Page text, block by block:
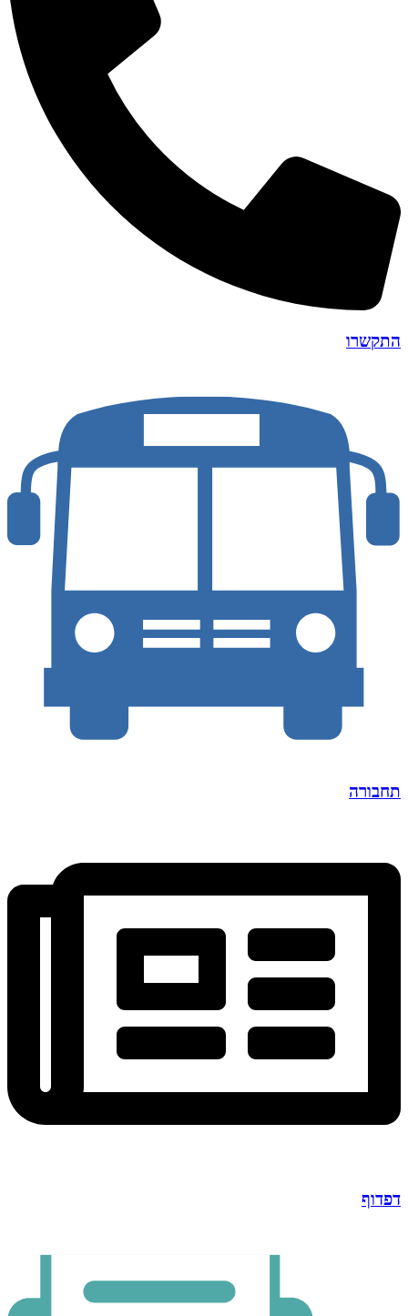
התקשרו
תחבורה
דפדוף